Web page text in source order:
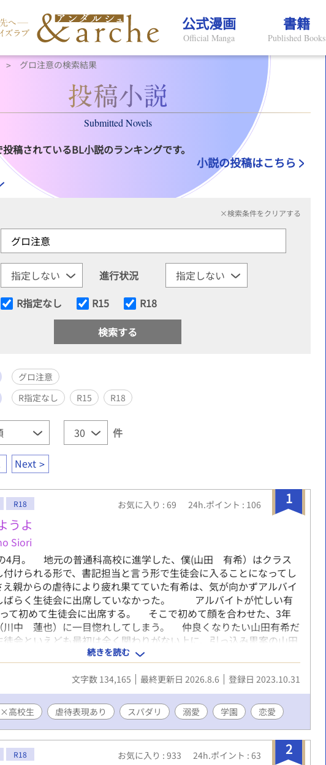
公式漫画
Official Manga
書籍
Published Books
グロ注意の検索結果
Submitted Novels
投稿されているBL小説のランキングです。
小説の投稿はこちら
×検索条件をクリアする
進行状況
R指定なし R15 R18
グロ注意
R指定なし R15 R18
件
Next
1
R18 お気に入り : 69 24h.ポイント : 106
うよ
Siori
。 地元の普通科高校に進学した、僕(山田 有希）はクラス
けられる形で、書記担当と言う形で生徒会に入ることになってし
え親からの虐待により疲れ果てていた有希は、気が向かずアルバイ
ばらく生徒会に出席していなかった。 アルバイトが忙しい有
て初めて生徒会に出席する。 そこで初めて顔を合わせた、3年
川中 蓮也）に一目惚れしてしまう。 仲良くなりたい山田有希だ
徒会といえども最初は全く関わりがない上に、引っ込み思案の山田
声を掛けられずにいた。 しかし、5月の末に行われる生徒総会の
かけを得る。 同時に、一人暮らしの蓮也宅への訪問をきっかけ
だんと恋中を深めていく… ※主人公の2人の思いが交互に話に出て
づらくて申し訳ありません。 新たにタイトルにどちらの目線の思
※人物の優しさを表現するために、君→くん、に変更しました。
暴力描写あり、体調不良嘔吐あり、過呼吸あり、排泄汚物あり、
続きを読む
文字数 134,165 最終更新日 2026.8.6 登録日 2023.10.31
高校生 虐待表現あり スパダリ 溺愛 学園 恋愛
2
R18 お気に入り : 933 24h.ポイント : 63